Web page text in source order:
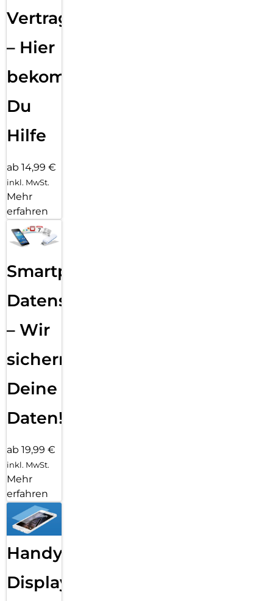
Vertragsabwicklung
– Hier
bekommst
Du
Hilfe
ab 14,99 €
inkl. MwSt.
Mehr
erfahren
Smartphone
Datensicherung
– Wir
sichern
Deine
Daten!
ab 19,99 €
inkl. MwSt.
Mehr
erfahren
Handy
Displayfolie